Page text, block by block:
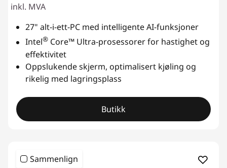
inkl. MVA
27" alt-i-ett-PC med intelligente AI-funksjoner
Intel® Core™ Ultra-prosessorer for hastighet og
effektivitet
Oppslukende skjerm, optimalisert kjøling og
rikelig med lagringsplass
Butikk
Sammenlign